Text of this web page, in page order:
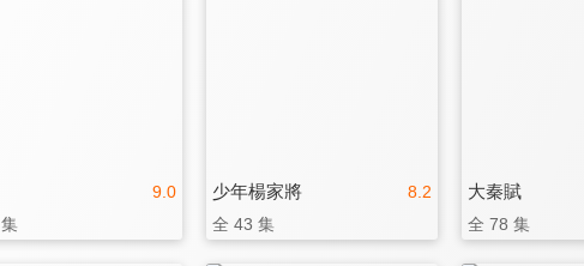
9.0 8.2
少年楊家將
全 43 集
大秦賦
全 78 集